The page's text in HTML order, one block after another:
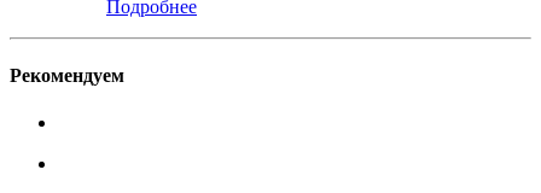
Подробнее
Рекомендуем